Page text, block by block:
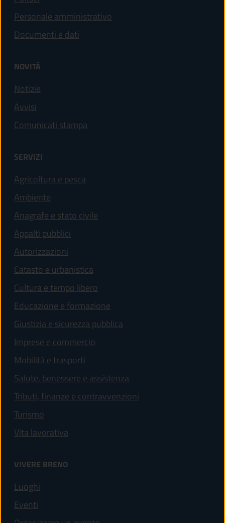
Personale amministrativo
Documenti e dati
NOVITÀ
Notizie
Avvisi
Comunicati stampa
SERVIZI
Agricoltura e pesca
Ambiente
Anagrafe e stato civile
Appalti pubblici
Autorizzazioni
Catasto e urbanistica
Cultura e tempo libero
Educazione e formazione
Giustizia e sicurezza pubblica
Imprese e commercio
Mobilità e trasporti
Salute, benessere e assistenza
Tributi, finanze e contravvenzioni
Turismo
Vita lavorativa
VIVERE BRENO
Luoghi
Eventi